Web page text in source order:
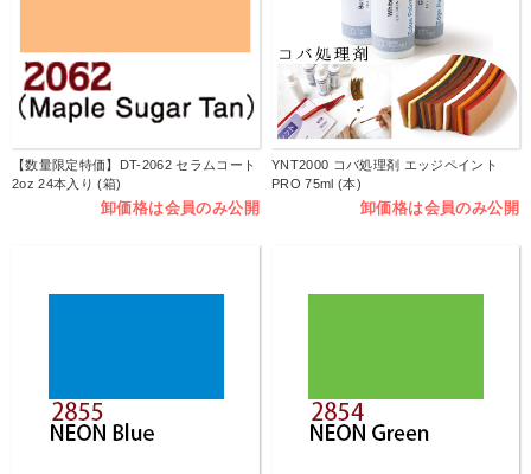
【数量限定特価】DT-2062 セラムコート
2oz 24本入り (箱)
卸価格は会員のみ公開
YNT2000 コバ処理剤 エッジペイント
PRO 75ml (本)
卸価格は会員のみ公開